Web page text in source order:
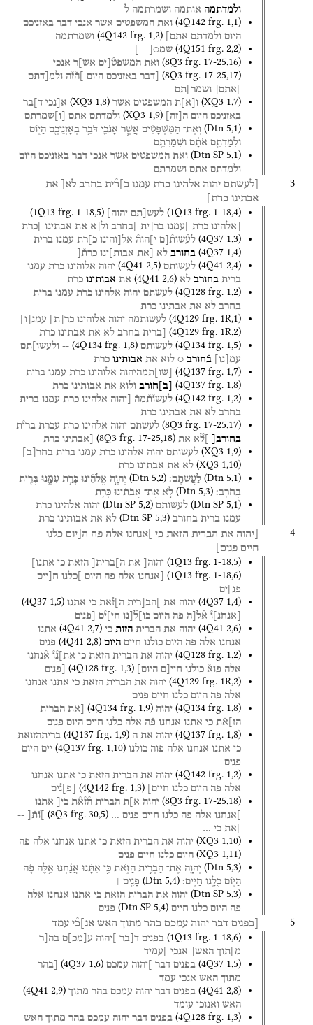
ולמדתמה אותמה ושמרתמה ל
(4Q142 frg. 1,1) ואת המשפטים אשר אנכי דבר באזניכם
היום ולמדתם אתם] (4Q142 frg. 1,2) ושמרתמה
(4Q151 frg. 2,2) שמ○[ --]
(8Q3 frg. 17-25,16) ואת המשפט֯[ים אש]ר אנכי
(8Q3 frg. 17-25,17) [דבר באזניכם היום ]ה֯ז֯ה ולמ[דתם
]אתם[
ושמר]תם
(XQ3 1,7) ו א ת המשפטים אשר (XQ3 1,8) א[נכי ד]בר
באזניכם היום ה זה (XQ3 1,9) ולמדתם אתם ו שמרתם
(Dtn 5,1) וְאֶת־ הַמִּשְׁפָּטִ֔ים אֲשֶׁ֧ר אָנֹכִ֛י דֹּבֵ֥ר בְּאָזְנֵיכֶ֖ם הַיּ֑וֹם
וּלְמַדְתֶּ֣ם אֹתָ֔ם וּשְׁמַרְתֶּ֖ם
(Dtn SP 5,1) ואת המשפטים אשר אנכי דבר באזניכם היום
ולמדתם אתם ושמרתם
3 [לעשתם יהוה אלהינו כרת עמנו ב]ר֯ית בחרב לא[
את
אבתינו כרת]
(1Q13 frg. 1-18,4) לעש[תם יהוה] (1Q13 frg. 1-18,5)
[אלהינו כרת ]עמנו בר[ית ]בחרב ול[א את אבתינו ]כרת
(4Q37 1,3) לע֯שות֯[ם י]הוה֯ אל[והינו כ]רת עמנו ברית
(4Q37 1,4) בחורב לא [את אבות]ינו כרת֯[
(4Q41 2,4) לעשותם (4Q41 2,5) יהוה אלוהינו כרת עמנו
ברית בחורב לא (4Q41 2,6) את אבותינו כרת
(4Q128 frg. 1,2) לעשתם יהוה אלהינו כרת עמנו ברית
בחרב לא את אבתינו כרת
(4Q129 frg. 1R,1) לעשותמה יהוה אלוהינו כר ת עמנ ו
(4Q129 frg. 1R,2) [ברית בחרב לא את אבתינו כרת
(4Q134 frg. 1,5) לעשותם (4Q134 frg. 1,8)
-- ולעשו]תם
עמ נו ב֯חורב ○ לוא את אבותינו כרת
(4Q137 frg. 1,7) שו תמהיהוה אלוהינו כרת עמנו ברית
(4Q137 frg. 1,8) ב חורב ולוא את אבותינו כרת
(4Q142 frg. 1,2) לעשו֯ת֯מה֯ [יהוה אלהינו כרת עמנו ברית
בחרב לא את אבתינו כרת
(8Q3 frg. 17-25,17) לעשתם יהוה אלהינו כרת עכרת ברי֯ת
בחורב[
]ל֯א את (8Q3 frg. 17-25,18) [אבתינו כרת
(XQ3 1,9) לעשותם יהוה אלהינו כרת עמנו ברית בחר ב
(XQ3 1,10) לא את אבתינו כרת
(Dtn 5,1) לַעֲשֹׂתָֽם׃ (Dtn 5,2) יְהוָ֣ה אֱלֹהֵ֗ינוּ כָּרַ֥ת עִמָּ֛נוּ בְּרִ֖ית
בְּחֹרֵֽב׃
(Dtn 5,3) לֹ֣א אֶת־ אֲבֹתֵ֔ינוּ כָּרַ֥ת
(Dtn SP 5,1) לעשותם (Dtn SP 5,2) יהוה אלהינו כרת
עמנו ברית בחורב (Dtn SP 5,3) לא את אבותינו כרת
4 [יהוה את הברית הזאת כי ]אנחנו אלה פה ה[יום כלנו
חיים פנים]
(1Q13 frg. 1-18,5) יהוה[ את ה]ברית[ הזאת כי אתנו]
(1Q13 frg. 1-18,6) [אנחנו אלה פה היום ]כלנו ח[יים
פנ]ים
(4Q37 1,4) יהוה את ]הב[רית ה]ז֯את כי אתנו (4Q37 1,5)
אנחנ ו֯ א֯ל[ה פה היום כו]ל֯[נו חי]י֯ם [פנים
(4Q41 2,6) יהוה את הברית הזות כי (4Q41 2,7)
אתנו
אנחנו אלה פה היום כולנו חיים היום (4Q41 2,8) פנים
(4Q128 frg. 1,2) יהוה את הברית הזאת כי את]נ֯ו֯ א֯נחנו
אלה פוא֯ כולנו חיי[ם היום] (4Q128 frg. 1,3) [פנים
(4Q129 frg. 1R,2) יהוה את הברית הזאת כי אתנו אנחנו
אלה פה היום כלנו חיים פנים
(4Q134 frg. 1,8) יהוה (4Q134 frg. 1,9) [את הברית
הז]א֯ת כי אתנו אנחנו פ֯ה אלה כלנו חיים היום פנים
(4Q137 frg. 1,8) יהוה את ה (4Q137 frg. 1,9)
בריתהזואת
כי אתנו אנחנו אלה פוה כולנו (4Q137 frg. 1,10) יים היום
פנים
(4Q142 frg. 1,2) יהוה את הברית הזאת כי אתנו אנחנו
אלה פה היום כלנו חיים] (4Q142 frg. 1,3) פ נ֯ים
(8Q3 frg. 17-25,18) יהוה א]ת הברית ה֯ז֯א֯ת כי[
אתנו
]אנחנו אלה פה כלנו חיים פנים …
(8Q3 frg. 30,5) ]ו֯ת֯[
--
]את כי …
(XQ3 1,10) יהוה את הברית הזאת כי אתנו אנחנו אלה פה
(XQ3 1,11) היום כלנו חיים פנים
(Dtn 5,3) יְהוָ֖ה אֶת־ הַבְּרִ֣ית הַזֹּ֑את כִּ֣י אִתָּ֔נוּ אֲנַ֨חְנוּ אֵ֥לֶּה פֹ֛ה
הַיּ֖וֹם כֻּלָּ֥נוּ חַיִּֽים׃ (Dtn 5,4) פָּנִ֣ים ׀
(Dtn SP 5,3) יהוה את הברית הזאת כי אתנו אנחנו אלה
פה היום כלנו חיים (Dtn SP 5,4) פנים
5 [בפנים דבר יהוה עמכם בהר מתוך האש אנ]כ֯י עמד
(1Q13 frg. 1-18,6) בפנים ד[בר ]יהוה ע מכ ם בה[ר
מ]תוך האש[ אנכי ]עמיד
(4Q37 1,5) בפנים דבר ]יהוה עמכם (4Q37 1,6)
[בהר
מתוך האש אנכי עמד
(4Q41 2,8) בפנים דבר יהוה עמכם בהר מתוך (4Q41 2,9)
האש ואנוכי עומד
(4Q128 frg. 1,3) בפנים דבר יהוה עמכם בהר מתוך האש